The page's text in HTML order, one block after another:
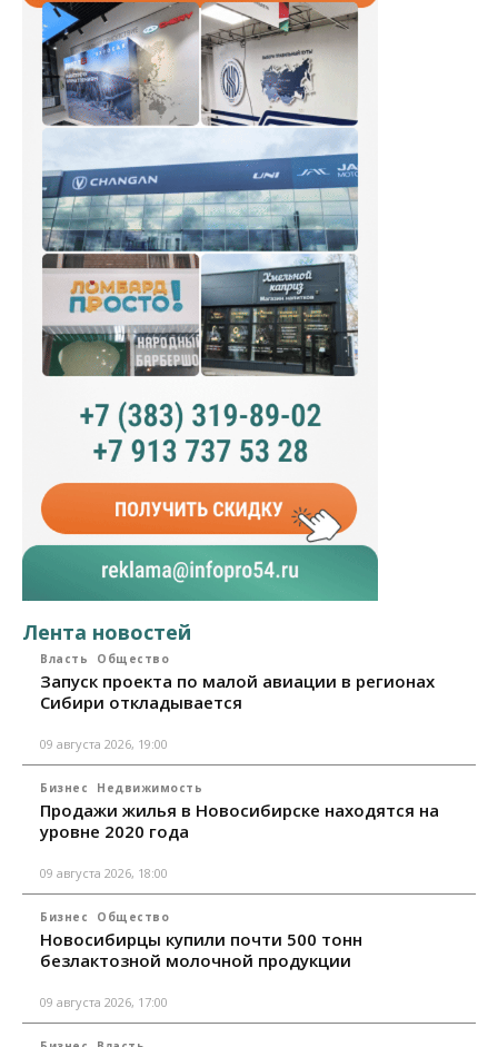
Лента новостей
Власть Общество
Запуск проекта по малой авиации в регионах
Сибири откладывается
09 августа 2026, 19:00
Бизнес Недвижимость
Продажи жилья в Новосибирске находятся на
уровне 2020 года
09 августа 2026, 18:00
Бизнес Общество
Новосибирцы купили почти 500 тонн
безлактозной молочной продукции
09 августа 2026, 17:00